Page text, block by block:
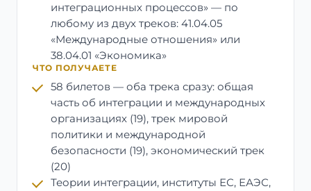
интеграционных процессов» — по
любому из двух треков: 41.04.05
«Международные отношения» или
38.04.01 «Экономика»
ЧТО ПОЛУЧАЕТЕ
58 билетов — оба трека сразу: общая
часть об интеграции и международных
организациях (19), трек мировой
политики и международной
безопасности (19), экономический трек
(20)
Теории интеграции, институты ЕС, ЕАЭС,